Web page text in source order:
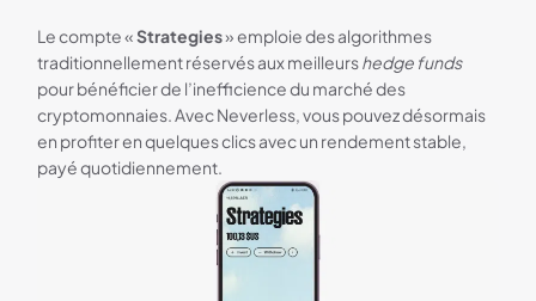
Le compte «Strategies» emploie des algorithmes
traditionnellement réservés aux meilleurshedge funds
pour bénéficier de l’inefficience du marché des
cryptomonnaies. Avec Neverless, vous pouvez désormais
en profiter en quelques clics avec un rendement stable,
payé quotidiennement.